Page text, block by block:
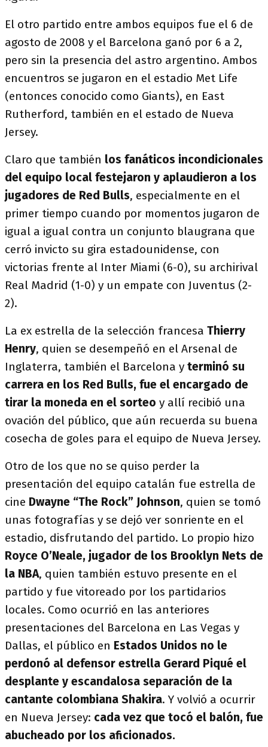
El otro partido entre ambos equipos fue el 6 de
agosto de 2008 y el Barcelona ganó por 6 a 2,
pero sin la presencia del astro argentino. Ambos
encuentros se jugaron en el estadio Met Life
(entonces conocido como Giants), en East
Rutherford, también en el estado de Nueva
Jersey.
Claro que también los fanáticos incondicionales
del equipo local festejaron y aplaudieron a los
jugadores de Red Bulls, especialmente en el
primer tiempo cuando por momentos jugaron de
igual a igual contra un conjunto blaugrana que
cerró invicto su gira estadounidense, con
victorias frente al Inter Miami (6-0), su archirival
Real Madrid (1-0) y un empate con Juventus (2-
2).
La ex estrella de la selección francesa Thierry
Henry, quien se desempeñó en el Arsenal de
Inglaterra, también el Barcelona y terminó su
carrera en los Red Bulls, fue el encargado de
tirar la moneda en el sorteo y allí recibió una
ovación del público, que aún recuerda su buena
cosecha de goles para el equipo de Nueva Jersey.
Otro de los que no se quiso perder la
presentación del equipo catalán fue estrella de
cine Dwayne “The Rock” Johnson, quien se tomó
unas fotografías y se dejó ver sonriente en el
estadio, disfrutando del partido. Lo propio hizo
Royce O’Neale, jugador de los Brooklyn Nets de
la NBA, quien también estuvo presente en el
partido y fue vitoreado por los partidarios
locales. Como ocurrió en las anteriores
presentaciones del Barcelona en Las Vegas y
Dallas, el público en Estados Unidos no le
perdonó al defensor estrella Gerard Piqué el
desplante y escandalosa separación de la
cantante colombiana Shakira. Y volvió a ocurrir
en Nueva Jersey: cada vez que tocó el balón, fue
abucheado por los aficionados.